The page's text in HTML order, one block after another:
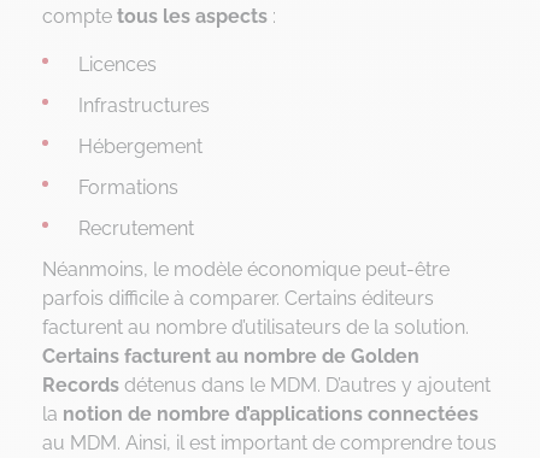
compte tous les aspects :
Licences
Infrastructures
Hébergement
Formations
Recrutement
Néanmoins, le modèle économique peut-être
parfois difficile à comparer. Certains éditeurs
facturent au nombre d’utilisateurs de la solution.
Certains facturent au nombre de Golden
Records détenus dans le MDM. D’autres y ajoutent
la notion de nombre d’applications connectées
au MDM. Ainsi, il est important de comprendre tous